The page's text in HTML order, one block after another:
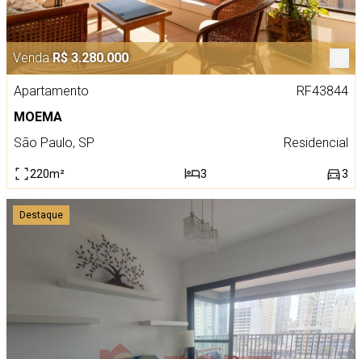
Venda R$ 3.280.000
Apartamento
RF43844
MOEMA
São Paulo, SP
Residencial
220m² 3 3
Destaque